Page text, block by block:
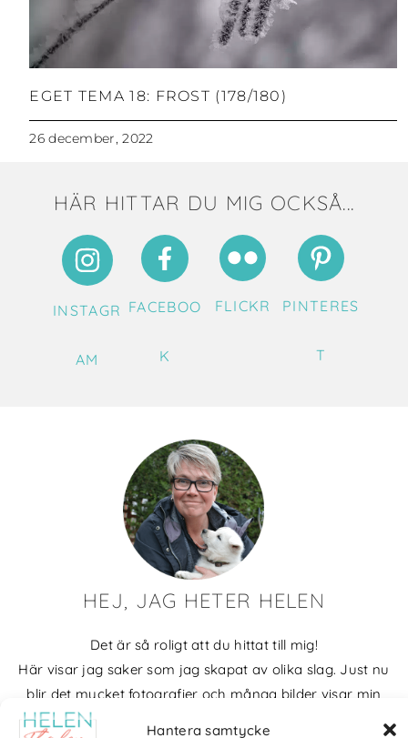
Hantera samtycke
EGET TEMA 18: FROST (178/180)
26 december, 2022
HÄR HITTAR DU MIG OCKSÅ...
INSTAGR
AM
FACEBOO
K
FLICKR PINTERES
T
HEJ, JAG HETER HELEN
Det är så roligt att du hittat till mig!
Här visar jag saker som jag skapat av olika slag. Just nu
blir det mycket fotografier och många bilder visar min
kärlek till naturen och min vackra hund. Men också lite